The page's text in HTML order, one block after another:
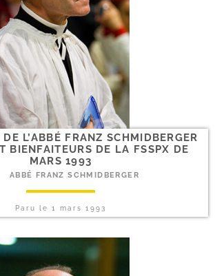
L’ABBÉ FRANZ SCHMIDBERGER
BIENFAITEURS DE LA FSSPX DE
MARS 1993
ABBÉ FRANZ SCHMIDBERGER
Paru le 1 mars 1993